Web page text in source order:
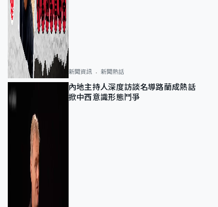
新聞資訊 新聞熱話
內地主持人深度訪談名導路蘭成熱話
掀中西意識形態鬥爭